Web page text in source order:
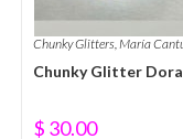
Chunky Glitters,María
Chunky Glitter
$ 30.00